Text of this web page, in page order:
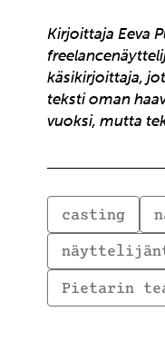
Kirjoittaja Eeva
käsikirjoittaja,
teksti oman
vuoksi, mutta
casting
Pietarin